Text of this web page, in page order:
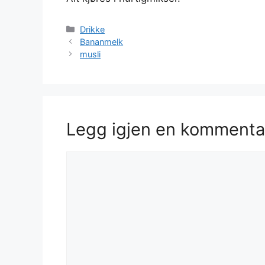
Kategorier
Drikke
Bananmelk
musli
Legg igjen en